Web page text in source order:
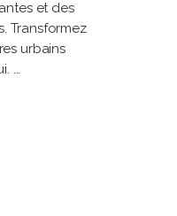
et des
Transformez
urbains